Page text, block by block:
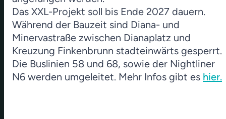
Das XXL-Projekt soll bis Ende 2027 dauern.
Während der Bauzeit sind Diana- und
Minervastraße zwischen Dianaplatz und
Kreuzung Finkenbrunn stadteinwärts gesperrt.
Die Buslinien 58 und 68, sowie der Nightliner
N6 werden umgeleitet. Mehr Infos gibt es hier.